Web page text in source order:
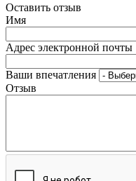
Оставить отзыв
Имя
Адрес электронной почты
Ваши впечатления
Отзыв